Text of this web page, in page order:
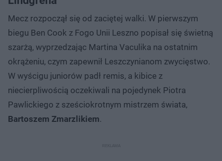
Mecz rozpoczął się od zaciętej walki. W pierwszym
biegu Ben Cook z Fogo Unii Leszno popisał się świetną
szarżą, wyprzedzając Martina Vaculika na ostatnim
okrążeniu, czym zapewnił Leszczynianom zwycięstwo.
W wyścigu juniorów padł remis, a kibice z
niecierpliwością oczekiwali na pojedynek Piotra
Pawlickiego z sześciokrotnym mistrzem świata,
Bartoszem Zmarzlikiem.